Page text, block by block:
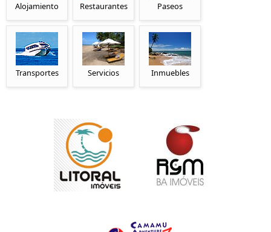
Alojamiento Restaurantes Paseos
Transportes Servicios Inmuebles